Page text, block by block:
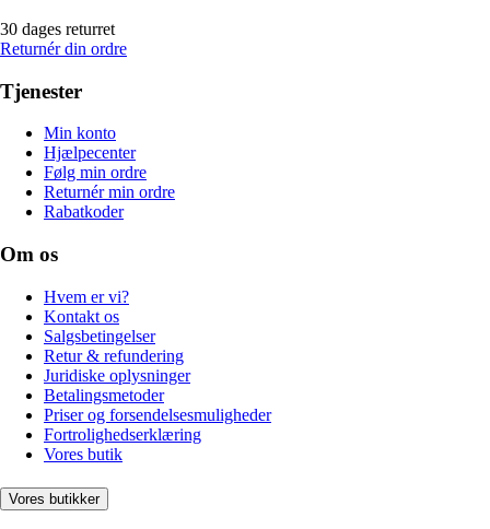
30 dages returret
Returnér din ordre
Tjenester
Min konto
Hjælpecenter
Følg min ordre
Returnér min ordre
Rabatkoder
Om os
Hvem er vi?
Kontakt os
Salgsbetingelser
Retur & refundering
Juridiske oplysninger
Betalingsmetoder
Priser og forsendelsesmuligheder
Fortrolighedserklæring
Vores butik
Vores butikker